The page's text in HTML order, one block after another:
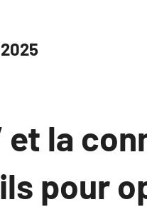
et la
pour